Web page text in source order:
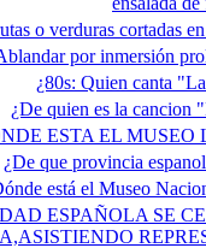
o verduras cortadas
por inmersión
¿80s: Quien canta
¿De quien es la cancion
ESTA EL
¿De que provincia
está el Museo
ESPAÑOLA SE